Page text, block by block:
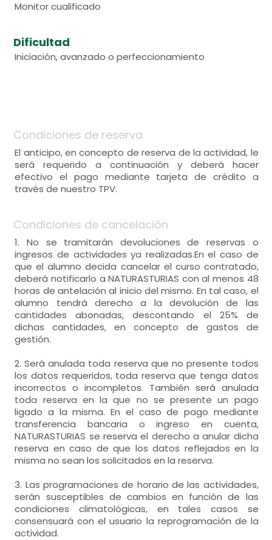
Monitor cualificado
Dificultad
Iniciación, avanzado o perfeccionamiento
Condiciones de reserva
El anticipo, en concepto de reserva de la actividad, le
será requerido a continuación y deberá hacer
efectivo el pago mediante tarjeta de crédito a
través de nuestro TPV.
Condiciones de cancelación
1. No se tramitarán devoluciones de reservas o
ingresos de actividades ya realizadas.En el caso de
que el alumno decida cancelar el curso contratado,
deberá notificarlo a NATURASTURIAS con al menos 48
horas de antelación al inicio del mismo. En tal caso, el
alumno tendrá derecho a la devolución de las
cantidades abonadas, descontando el 25% de
dichas cantidades, en concepto de gastos de
gestión.
2. Será anulada toda reserva que no presente todos
los datos requeridos, toda reserva que tenga datos
incorrectos o incompletos. También será anulada
toda reserva en la que no se presente un pago
ligado a la misma. En el caso de pago mediante
transferencia bancaria o ingreso en cuenta,
NATURASTURIAS se reserva el derecho a anular dicha
reserva en caso de que los datos reflejados en la
misma no sean los solicitados en la reserva.
3. Las programaciones de horario de las actividades,
serán susceptibles de cambios en función de las
condiciones climatológicas, en tales casos se
consensuará con el usuario la reprogramación de la
actividad.